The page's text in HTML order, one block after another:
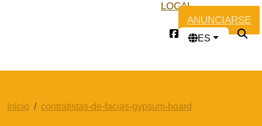
LOCAL
ANUNCIARSE
ES
Inicio contratistas-de-facias-gypsum-board